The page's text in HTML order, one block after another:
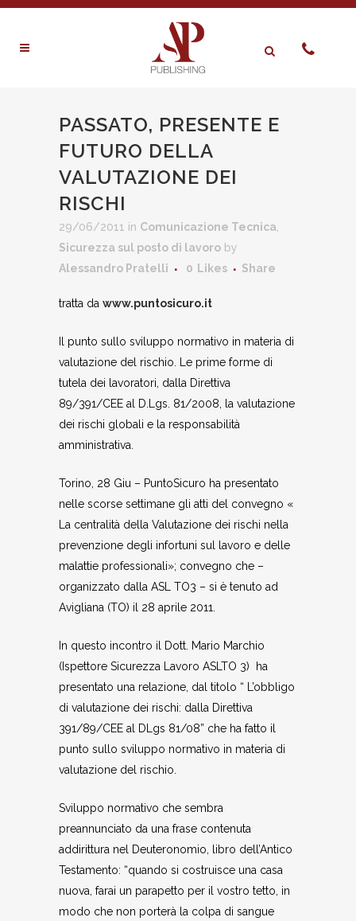
PASSATO, PRESENTE E
FUTURO DELLA
VALUTAZIONE DEI
RISCHI
29/06/2011 in Comunicazione Tecnica
Sicurezza sul posto di lavoro by
Alessandro Pratelli
0 Likes Share
tratta da www.puntosicuro.it
Il punto sullo sviluppo normativo in materia di
valutazione del rischio. Le prime forme di
tutela dei lavoratori, dalla Direttiva
89/391/CEE al D.Lgs. 81/2008, la valutazione
dei rischi globali e la responsabilità
amministrativa.
Torino, 28 Giu – PuntoSicuro ha presentato
nelle scorse settimane gli atti del convegno «
La centralità della Valutazione dei rischi nella
prevenzione degli infortuni sul lavoro e delle
malattie professionali»; convegno che –
organizzato dalla ASL TO3 – si è tenuto ad
Avigliana (TO) il 28 aprile 2011.
In questo incontro il Dott. Mario Marchio
(Ispettore Sicurezza Lavoro ASLTO 3) ha
presentato una relazione, dal titolo “ L’obbligo
di valutazione dei rischi: dalla Direttiva
391/89/CEE al DLgs 81/08” che ha fatto il
punto sullo sviluppo normativo in materia di
valutazione del rischio.
Sviluppo normativo che sembra
preannunciato da una frase contenuta
addirittura nel Deuteronomio, libro dell’Antico
Testamento: “quando si costruisce una casa
nuova, farai un parapetto per il vostro tetto, in
modo che non porterà la colpa di sangue